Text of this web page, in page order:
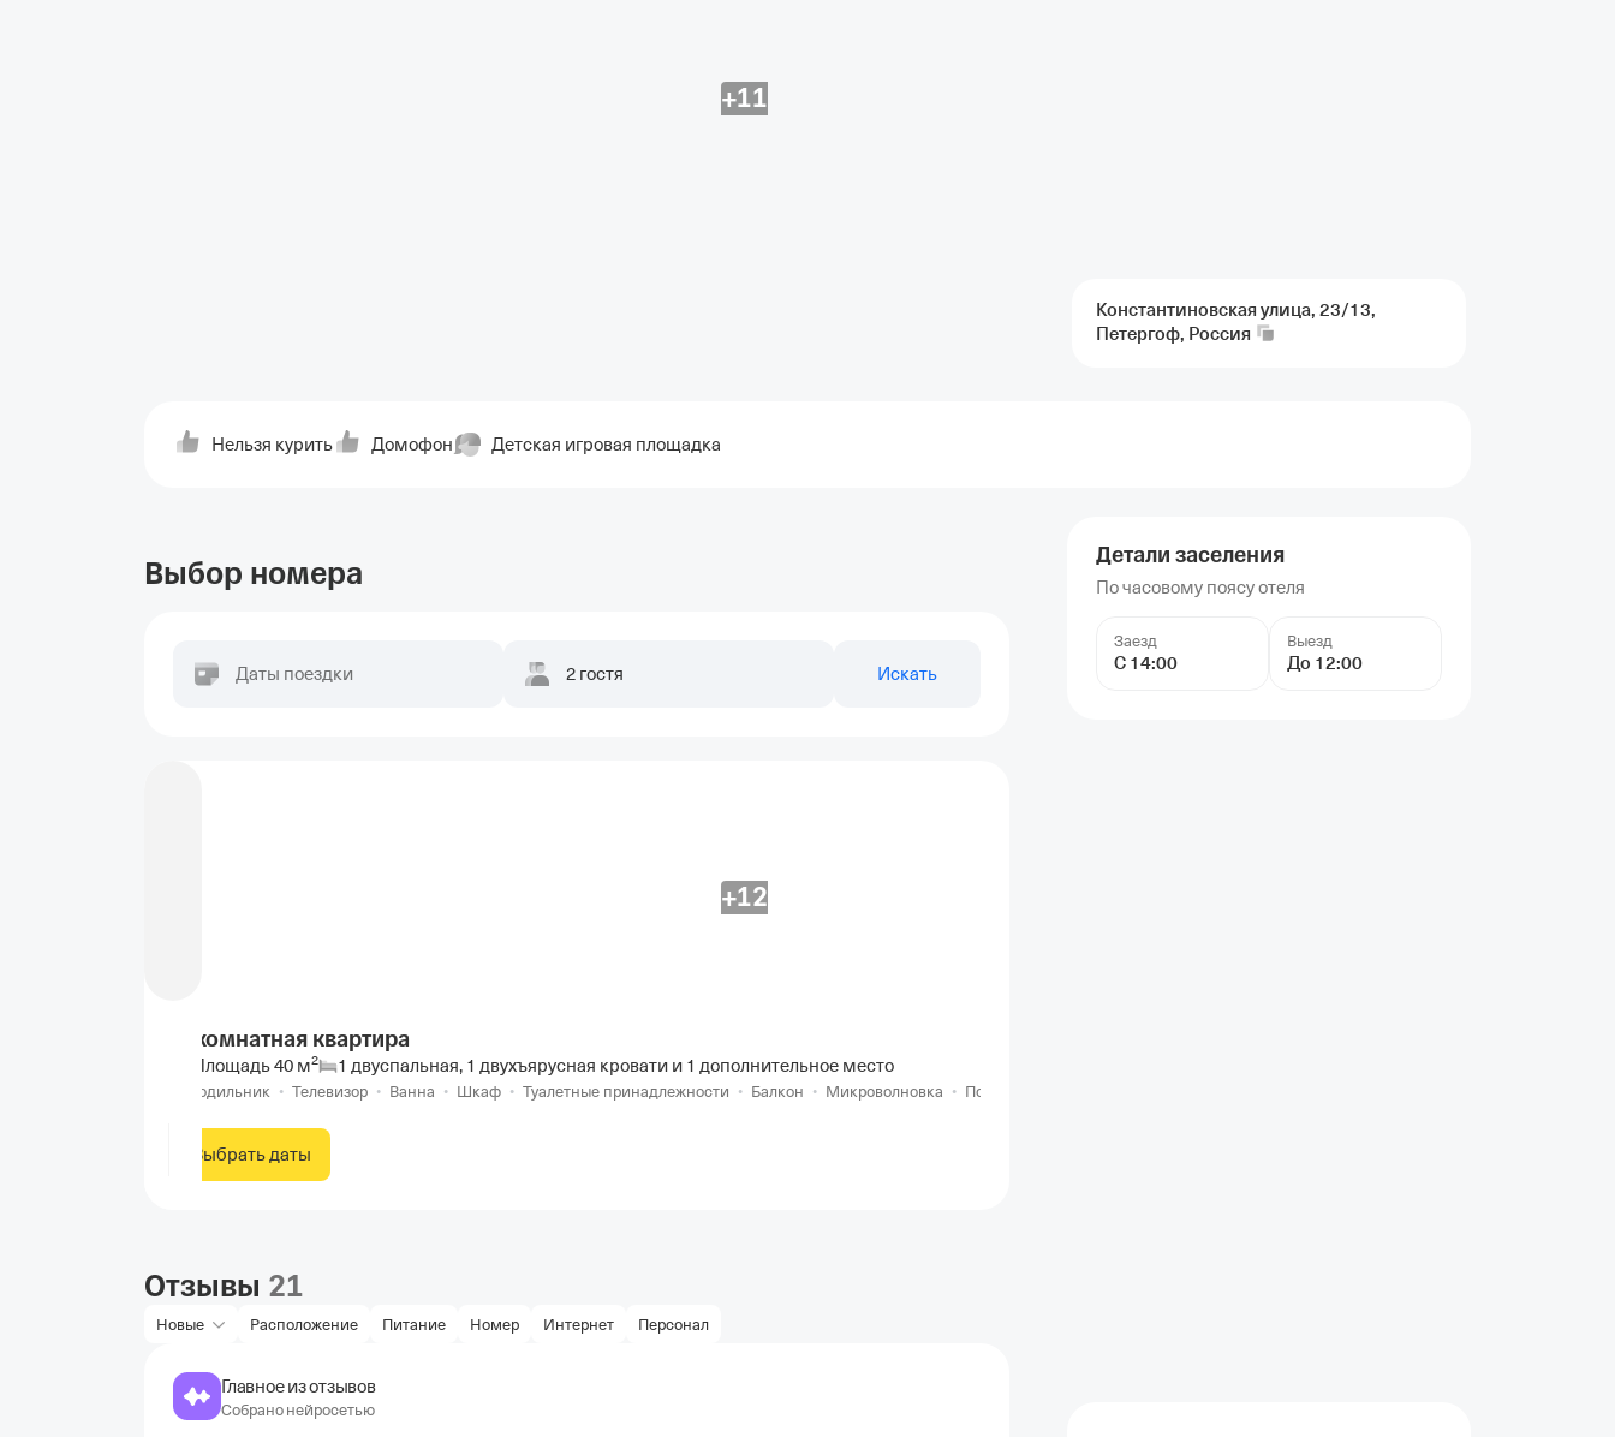
+11
Константиновская улица, 23/13,
Петергоф, Россия
Нельзя курить Домофон Детская игровая площадка
Детали заселения
По часовому поясу отеля
Заезд
С 14:00
Выезд
До 12:00
Выбор номера
Даты поездки 2 гостя Искать
+12
1-комнатная квартира
Площадь40 м2 1 двуспальная, 1 двухъярусная кровати и 1 дополнительное место
Холодильник • Телевизор • Ванна • Шкаф • Туалетные принадлежности • Балкон • Микроволновка • Полотенца
Выбрать даты
Отзывы 21
Новые Расположение Питание Номер Интернет Персонал
Главное из отзывов
Собрано нейросетью